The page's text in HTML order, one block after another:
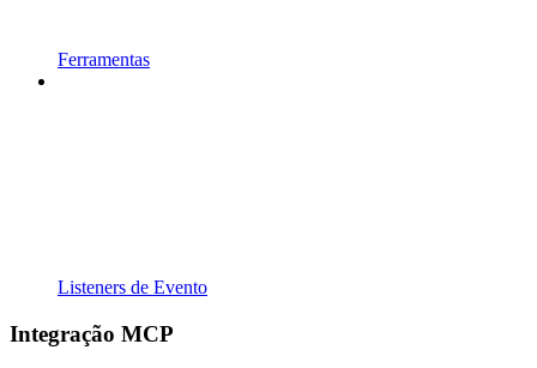
Ferramentas
Listeners de Evento
Integração MCP